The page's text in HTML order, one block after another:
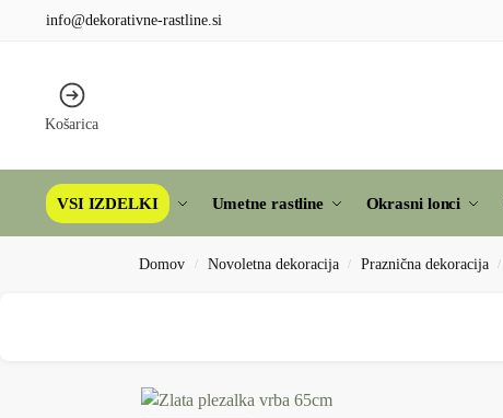
info@dekorativne-rastline.si
Košarica
VSI IZDELKI Umetne rastline Okrasni lonci
Domov / Novoletna dekoracija / Praznična dekoracija /